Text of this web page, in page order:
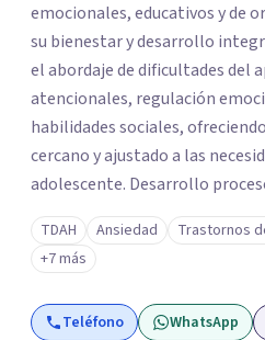
emocionales, educativos y de
su bienestar y desarrollo integral. Mi trabajo se
el abordaje de dificultades del
atencionales, regulación
habilidades sociales,
cercano y ajustado a las
adolescente. Desarrollo procesos psicológicos que
incluyen evaluación,
seguimiento, así como
brindando espacios de
permiten a padres y
necesidades emocionales y
TDAH Ansiedad
Trastornos
+7 más
Teléfono WhatsApp